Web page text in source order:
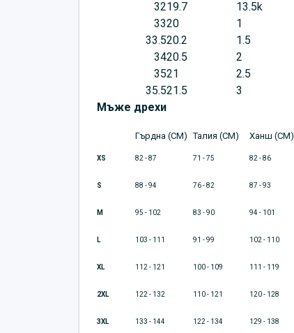
3219.7
13.5k
3320
1
33.520.2
1.5
3420.5
2
3521
2.5
35.521.5
3
Мъже дрехи
Гърдна (CM) Талия (CM) Ханш (CM)
XS 82 - 87 71 - 75 82 - 86
S 88 - 94 76 - 82 87 - 93
M 95 - 102 83 - 90 94 - 101
L 103 - 111 91 - 99 102 - 110
XL 112 - 121 100 - 109 111 - 119
2XL 122 - 132 110 - 121 120 - 128
3XL 133 - 144 122 - 134 129 - 138